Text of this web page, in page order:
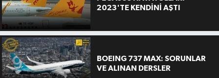
2023'TE KENDİNİ AŞTI
BOEING 737 MAX: SORUNLAR
VE ALINAN DERSLER